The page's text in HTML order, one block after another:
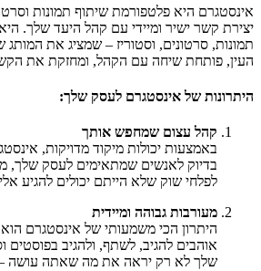
אינסטגרם היא פלטפורמת שיתוף תמונות
יצירת קשר ישיר ומיידי עם קהל היעד שלך.
תמונות, סרטונים, וסטוריז – שמציג את
העין, פותחת שיחה עם הקהל, ומחזקת את
היתרונות של אינסטגרם לעסק שלך:
קהל עצום שמחפש אותך
באמצעות יכולות מיקוד מדויקות,
בדיוק לאנשים שמתאימים לעסק שלך,
לפלחי שוק שלא הייתם יכולים להגיע
מעורבות גבוהה ומיידית
היתרון הכי משמעותי של אינסטגרם
אוהבים להגיב, לשתף, ולהגיב בפוסטים
שלך לא רק יראה את מה שאתה עושה –